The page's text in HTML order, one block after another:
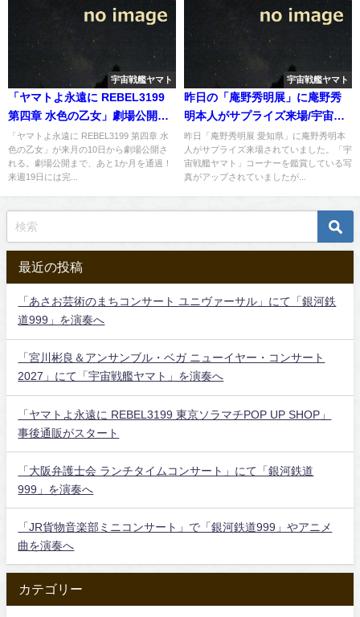
宇宙戦艦ヤマト
「ヤマトよ永遠に REBEL3199
第四章 水色の乙女」劇場公開ま
であと1か月をきった
「ヤマトよ永遠に REBEL3199 第四章 水
色の乙女」が来月の10日から劇場公開さ
れる。劇場公開まで、あと1か月を通過！
来週19日には完...
宇宙戦艦ヤマト
昨日の「庵野秀明展」に庵野秀
明本人がサプライズ来場/宇宙戦
艦ヤマトと言う時代のあのシー
ンは変？
昨日「庵野秀明展 愛知県」に庵野秀明本
人がサプライズ来場されていました。「宇
宙戦艦ヤマト」コーナーを鑑賞している写
真がアップされていましたが...
最近の投稿
「あさお芸術のまちコンサート ユニヴァーサル」にて「銀河鉄
道999」を演奏へ
「宮川彬良＆アンサンブル・ベガ ニューイヤー・コンサート
2027」にて「宇宙戦艦ヤマト」を演奏へ
「ヤマトよ永遠に REBEL3199 東京ソラマチPOP UP SHOP」
事後通販がスタート
「大阪弁護士会 ランチタイムコンサート」にて「銀河鉄道
999」を演奏へ
「JR貨物音楽部ミニコンサート」で「銀河鉄道999」やアニメ
曲を演奏へ
カテゴリー